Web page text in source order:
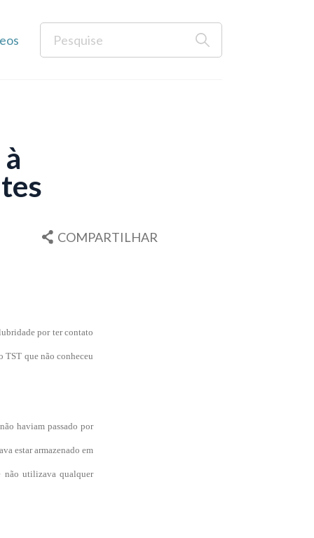
COMPARTILHAR
por ter contato
TST que não conheceu
haviam passado por
estar armazenado em
não utilizava qualquer